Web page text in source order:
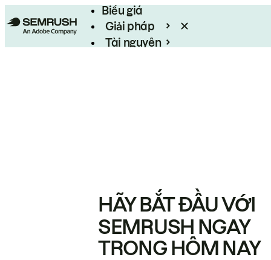
Biểu giá
Giải pháp
Tài nguyên
HÃY BẮT ĐẦU VỚI
SEMRUSH NGAY
TRONG HÔM NAY